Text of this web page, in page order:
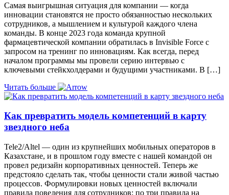
Самая выигрышная ситуация для компании — когда
инновации становятся не просто обязанностью нескольких
сотрудников, а мышлением и культурой каждого члена
команды. В конце 2023 года команда крупной
фармацевтической компании обратилась в Invisible Force с
запросом на тренинг по инновациям. Как всегда, перед
началом программы мы провели серию интервью с
ключевыми стейкхолдерами и будущими участниками. В […]
Читать больше
Как превратить модель компетенций в карту
звездного неба
Tele2/Altel — один из крупнейших мобильных операторов в
Казахстане, и в прошлом году вместе с нашей командой он
провел редизайн корпоративных ценностей. Теперь же
предстояло сделать так, чтобы ценности стали живой частью
процессов. Формулировки новых ценностей включали
правила поведения для сотрудников: по три правила на